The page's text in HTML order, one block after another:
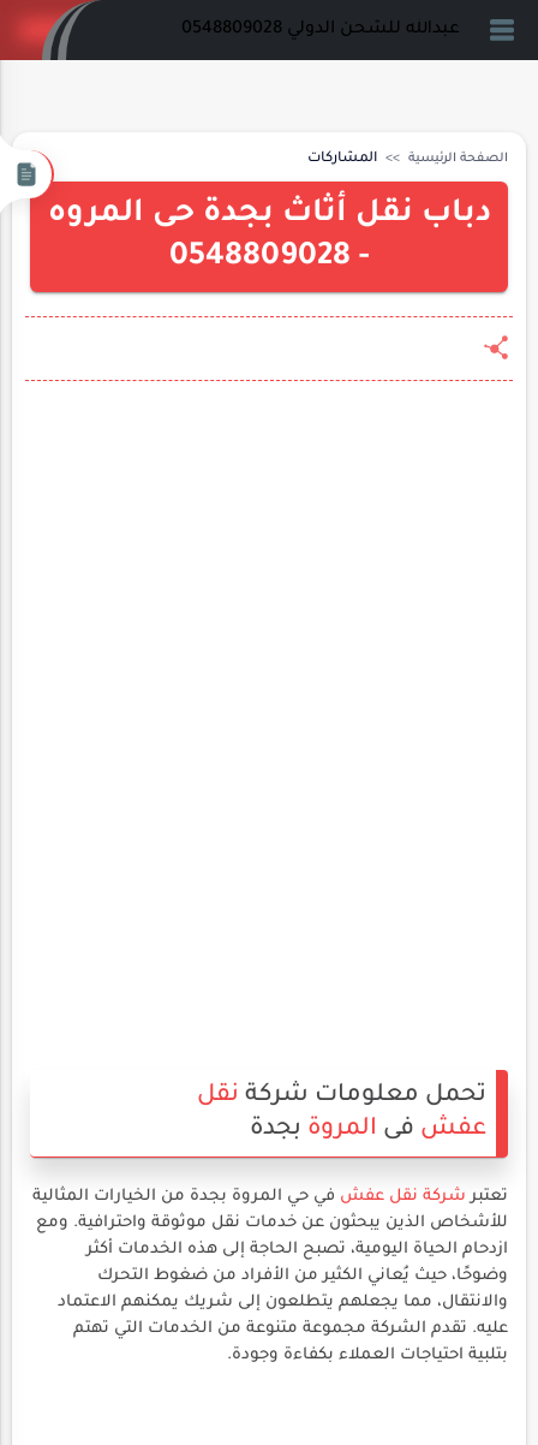
عبدالله للشحن الدولي 0548809028
الصفحة الرئيسية المشاركات
دباب نقل أثاث بجدة حى المروه
- 0548809028
تحمل معلومات شركة نقل
عفش فى المروة بجدة
تعتبر شركة نقل عفش في حي المروة بجدة من الخيارات المثالية
للأشخاص الذين يبحثون عن خدمات نقل موثوقة واحترافية. ومع
ازدحام الحياة اليومية، تصبح الحاجة إلى هذه الخدمات أكثر
وضوحًا، حيث يُعاني الكثير من الأفراد من ضغوط التحرك
والانتقال، مما يجعلهم يتطلعون إلى شريك يمكنهم الاعتماد
عليه. تقدم الشركة مجموعة متنوعة من الخدمات التي تهتم
بتلبية احتياجات العملاء بكفاءة وجودة.